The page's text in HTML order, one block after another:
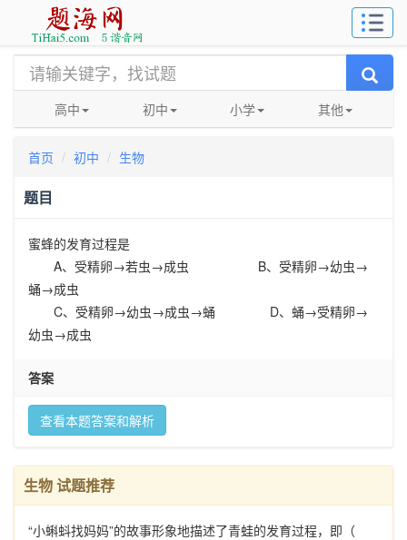
高中 初中 小学 其他
首页 初中 生物
题目
蜜蜂的发育过程是
A、受精卵→若虫→成虫 B、受精卵→幼虫→
蛹→成虫
C、受精卵→幼虫→成虫→蛹 D、蛹→受精卵→
幼虫→成虫
答案
查看本题答案和解析
生物 试题推荐
“小蝌蚪找妈妈”的故事形象地描述了青蛙的发育过程，即（